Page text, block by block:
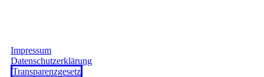
Impressum
Datenschutzerklärung
Transparenzgesetz